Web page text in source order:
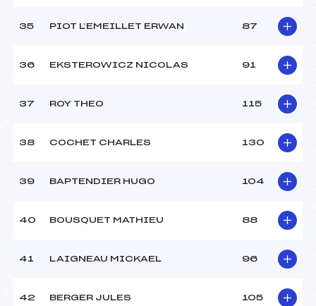
35 PIOT L’EMEILLET ERWAN 87
36 EKSTEROWICZ NICOLAS 91
37 ROY THEO 115
38 COCHET CHARLES 130
39 BAPTENDIER HUGO 104
40 BOUSQUET MATHIEU 88
41 LAIGNEAU MICKAEL 96
42 BERGER JULES 105